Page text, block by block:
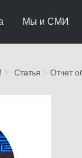
Мы и СМИ
Статья Отчет